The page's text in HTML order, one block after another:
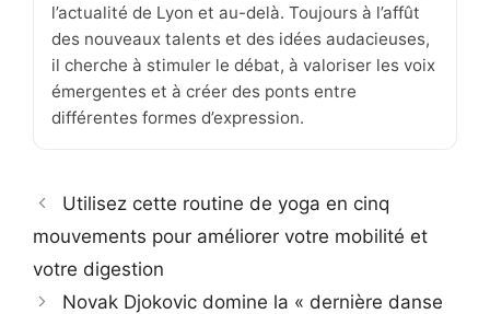
l’actualité de Lyon et au-delà. Toujours à l’affût
des nouveaux talents et des idées audacieuses,
il cherche à stimuler le débat, à valoriser les voix
émergentes et à créer des ponts entre
différentes formes d’expression.
Utilisez cette routine de yoga en cinq
mouvements pour améliorer votre mobilité et
votre digestion
Novak Djokovic domine la « dernière danse